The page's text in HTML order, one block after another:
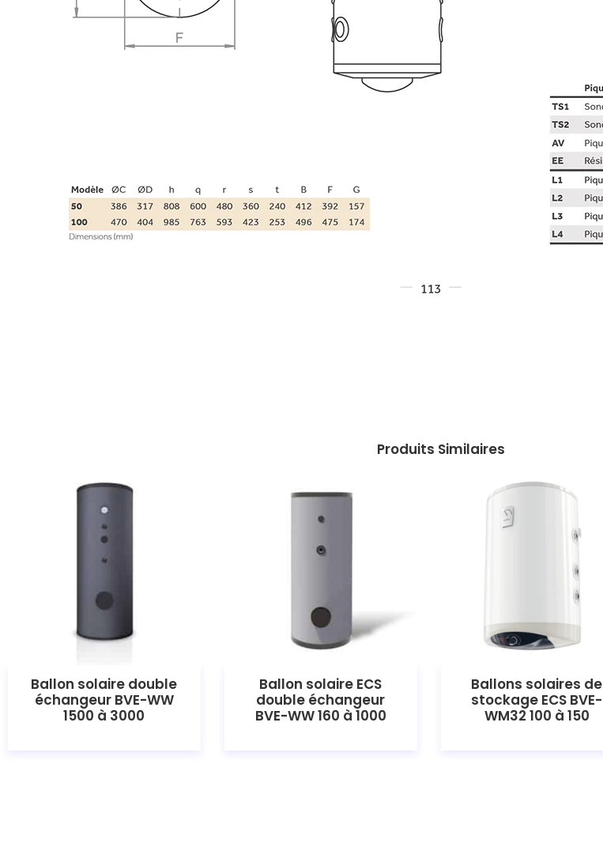
Produits Similaires
Ballon solaire double
échangeur BVE-WW
1500 à 3000
Ballon solaire ECS
double échangeur
BVE-WW 160 à 1000
Ballons solaires de
stockage ECS BVE-
WM32 100 à 150